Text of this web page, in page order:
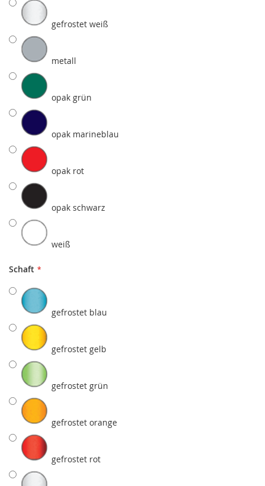
gefrostet weiß
metall
opak grün
opak marineblau
opak rot
opak schwarz
weiß
Schaft
gefrostet blau
gefrostet gelb
gefrostet grün
gefrostet orange
gefrostet rot